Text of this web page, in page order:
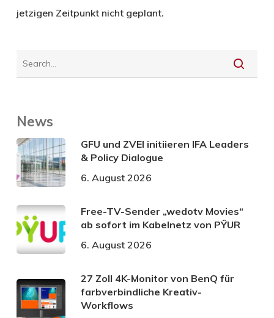
jetzigen Zeitpunkt nicht geplant.
News
GFU und ZVEI initiieren IFA Leaders
& Policy Dialogue
6. August 2026
Free-TV-Sender „wedotv Movies“
ab sofort im Kabelnetz von PŸUR
6. August 2026
27 Zoll 4K-Monitor von BenQ für
farbverbindliche Kreativ-
Workflows